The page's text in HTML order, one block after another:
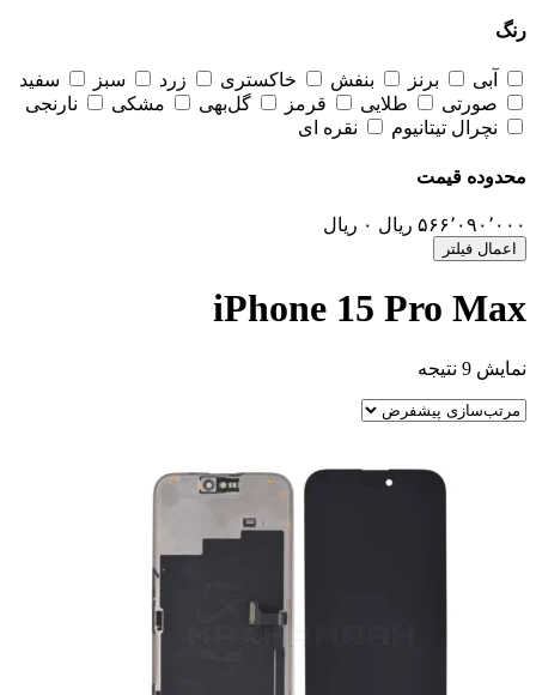
آبی برنز بنفش خاکستری زرد سبز
سفید
صورتی
طلایی قرمز گل‌بهی مشکی
نارنجی
نچرال تیتانیوم
نقره ای
قیمت
ریال ۰ریال
فیلتر
iPhone 15 Pro
9 نتیجه